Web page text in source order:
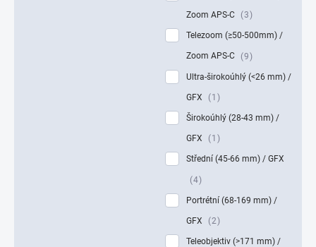
Zoom APS-C 3
Telezoom (≥50-500mm) /
Zoom APS-C 9
Ultra-širokoúhlý (<26 mm) /
GFX 1
Širokoúhlý (28-43 mm) /
GFX 1
Střední (45-66 mm) / GFX
4
Portrétní (68-169 mm) /
GFX 2
Teleobjektiv (>171 mm) /